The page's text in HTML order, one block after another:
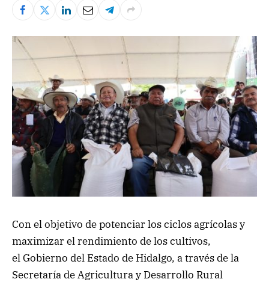
Con el objetivo de potenciar los ciclos agrícolas y
maximizar el rendimiento de los cultivos,
el Gobierno del Estado de Hidalgo, a través de la
Secretaría de Agricultura y Desarrollo Rural